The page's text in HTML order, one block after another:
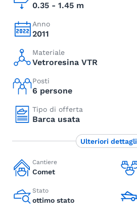
0.35 - 1.45 m
Anno
2011
Materiale
Vetroresina VTR
Posti
6 persone
Tipo di offerta
Barca usata
Cantiere
Comet
Stato
ottimo stato
Ulteriori dettagli